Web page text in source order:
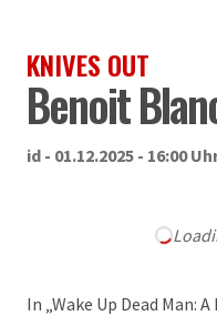
KNIVES OUT
Benoit
id - 01.12.2025 - 16:00
In „Wake Up Dead Man: